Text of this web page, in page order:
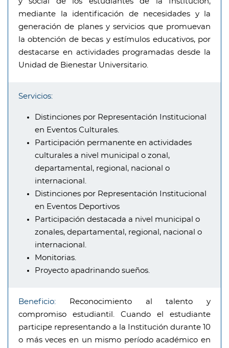
mediante la identificación de necesidades y la
generación de planes y servicios que promuevan
la obtención de becas y estímulos educativos, por
destacarse en actividades programadas desde la
Unidad de Bienestar Universitario.
Servicios:
Distinciones por Representación Institucional
en Eventos Culturales.
Participación permanente en actividades
culturales a nivel municipal o zonal,
departamental, regional, nacional o
internacional.
Distinciones por Representación Institucional
en Eventos Deportivos
Participación destacada a nivel municipal o
zonales, departamental, regional, nacional o
internacional.
Monitorias.
Proyecto apadrinando sueños.
Beneficio: Reconocimiento al talento y
compromiso estudiantil. Cuando el estudiante
participe representando a la Institución durante 10
o más veces en un mismo período académico en